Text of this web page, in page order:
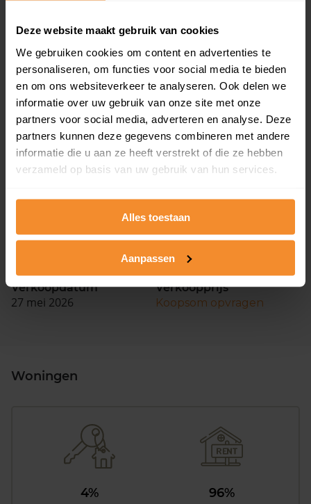
Deze website maakt gebruik van cookies
We gebruiken cookies om content en advertenties te
personaliseren, om functies voor social media te bieden
en om ons websiteverkeer te analyseren. Ook delen we
informatie over uw gebruik van onze site met onze
partners voor social media, adverteren en analyse. Deze
partners kunnen deze gegevens combineren met andere
informatie die u aan ze heeft verstrekt of die ze hebben
verzameld op basis van uw gebruik van hun services.
Alles toestaan
Aanpassen
Verkoopdatum
Verkoopprijs
Kolderveen 8
Woonoppervlak
98 m2
Perceel
4.059 m2
Verkoopdatum
02 juni 2026
Verkoopprijs
Koopsom opvragen
Leeuwerikstraat 10
Woonoppervlak Perceel
253 m2
Verkoopdatum
27 mei 2026
Verkoopprijs
Koopsom opvragen
Woningen
4%
96%